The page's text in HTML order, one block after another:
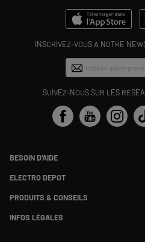
INSCRIVEZ-VOUS À NOTRE
SUIVEZ-NOUS SUR LES
BESOIN D'AIDE
Contactez-nous
Suivre ma commande
Modifier ou annuler ma commande
SAV
Payer en plusieurs fois
ELECTRO DEPOT
Rejoignez-nous !
PRODUITS & CONSEILS
Nos marques
Les avis du site
INFOS LÉGALES